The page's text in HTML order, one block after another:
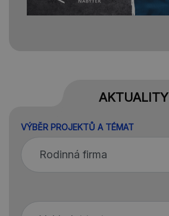
AKTUALITY
VÝBĚR PROJEKTŮ A TÉMAT